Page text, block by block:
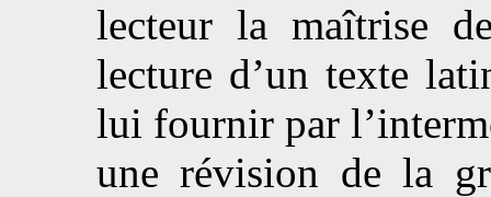
lecteur la maîtrise
lecture d’un texte
lui fournir par
une révision de la